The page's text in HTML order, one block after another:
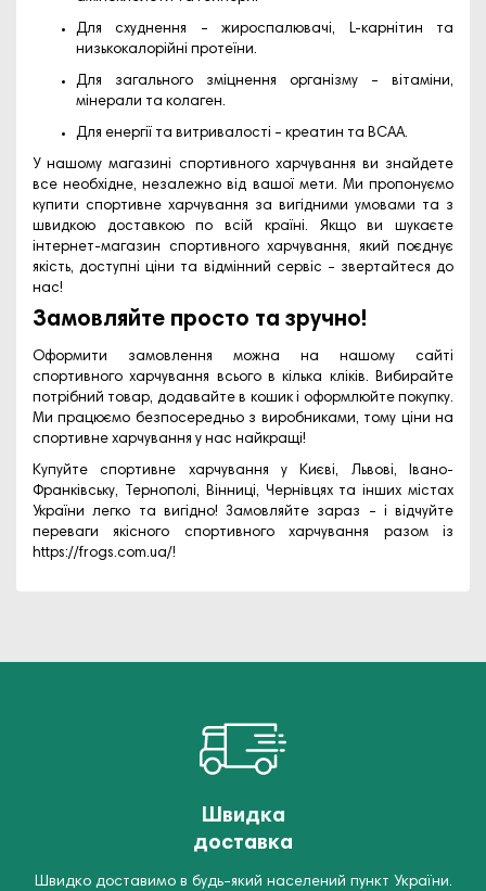
Для схуднення – жироспалювачі, L-карнітин та
низькокалорійні протеїни.
Для загального зміцнення організму – вітаміни,
мінерали та колаген.
Для енергії та витривалості – креатин та BCAA.
У нашому магазині спортивного харчування ви знайдете
все необхідне, незалежно від вашої мети. Ми пропонуємо
купити спортивне харчування за вигідними умовами та з
швидкою доставкою по всій країні. Якщо ви шукаєте
інтернет-магазин спортивного харчування, який поєднує
якість, доступні ціни та відмінний сервіс – звертайтеся до
нас!
Замовляйте просто та зручно!
Оформити замовлення можна на нашому сайті
спортивного харчування всього в кілька кліків. Вибирайте
потрібний товар, додавайте в кошик і оформлюйте покупку.
Ми працюємо безпосередньо з виробниками, тому ціни на
спортивне харчування у нас найкращі!
Купуйте спортивне харчування у Києві, Львові, Івано-
Франківську, Тернополі, Вінниці, Чернівцях та інших містах
України легко та вигідно! Замовляйте зараз – і відчуйте
переваги якісного спортивного харчування разом із
https://frogs.com.ua/!
Швидка
доставка
Швидко доставимо в будь-який населений пункт України.